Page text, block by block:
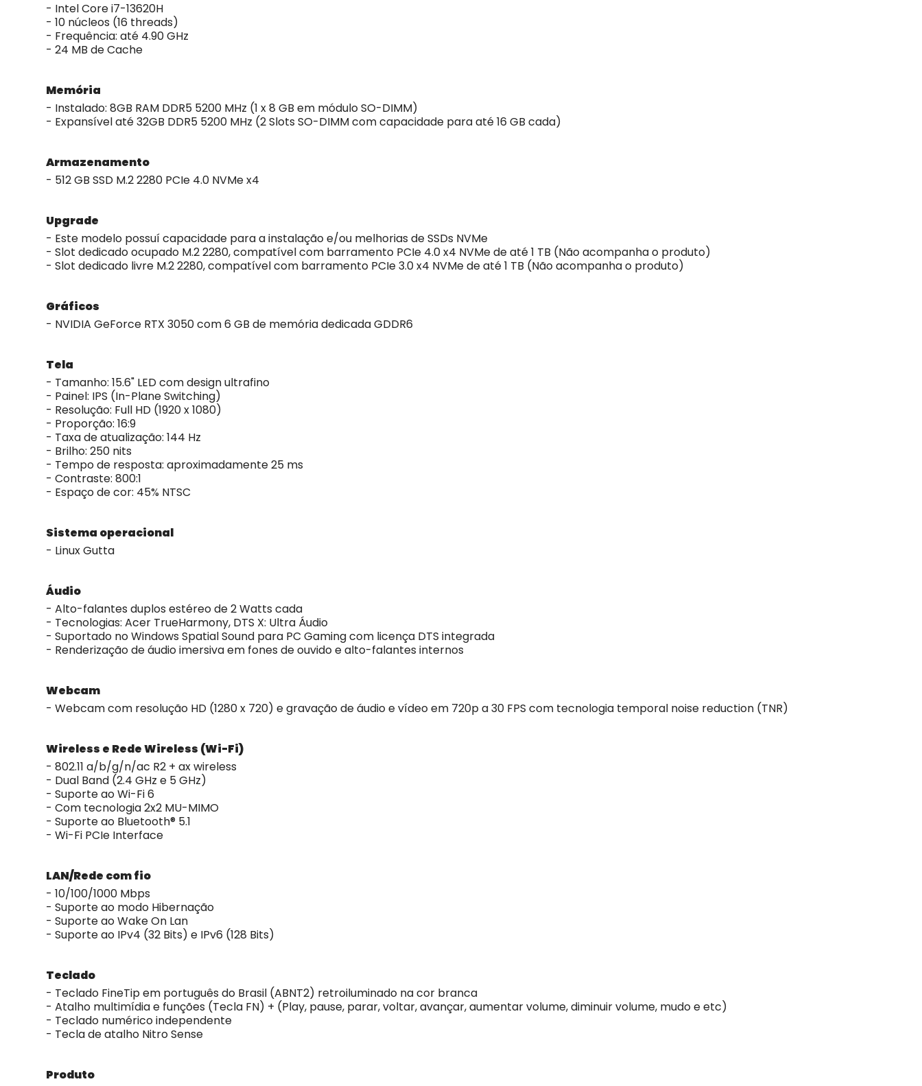
- Intel Core i7-13620H
- 10 núcleos (16 threads)
- Frequência: até 4.90 GHz
- 24 MB de Cache
Memória
- Instalado: 8GB RAM DDR5 5200 MHz (1 x 8 GB em módulo SO-DIMM)
- Expansível até 32GB DDR5 5200 MHz (2 Slots SO-DIMM com capacidade para até 16 GB cada)
Armazenamento
- 512 GB SSD M.2 2280 PCIe 4.0 NVMe x4
Upgrade
- Este modelo possuí capacidade para a instalação e/ou melhorias de SSDs NVMe
- Slot dedicado ocupado M.2 2280, compatível com barramento PCIe 4.0 x4 NVMe de até 1 TB (Não acompanha o produto)
- Slot dedicado livre M.2 2280, compatível com barramento PCIe 3.0 x4 NVMe de até 1 TB (Não acompanha o produto)
Gráficos
- NVIDIA GeForce RTX 3050 com 6 GB de memória dedicada GDDR6
Tela
- Tamanho: 15.6" LED com design ultrafino
- Painel: IPS (In-Plane Switching)
- Resolução: Full HD (1920 x 1080)
- Proporção: 16:9
- Taxa de atualização: 144 Hz
- Brilho: 250 nits
- Tempo de resposta: aproximadamente 25 ms
- Contraste: 800:1
- Espaço de cor: 45% NTSC
Sistema operacional
- Linux Gutta
Áudio
- Alto-falantes duplos estéreo de 2 Watts cada
- Tecnologias: Acer TrueHarmony, DTS X: Ultra Áudio
- Suportado no Windows Spatial Sound para PC Gaming com licença DTS integrada
- Renderização de áudio imersiva em fones de ouvido e alto-falantes internos
Webcam
- Webcam com resolução HD (1280 x 720) e gravação de áudio e vídeo em 720p a 30 FPS com tecnologia temporal noise reduction (TNR)
Wireless e Rede Wireless (Wi-Fi)
- 802.11 a/b/g/n/ac R2 + ax wireless
- Dual Band (2.4 GHz e 5 GHz)
- Suporte ao Wi-Fi 6
- Com tecnologia 2x2 MU-MIMO
- Suporte ao Bluetooth® 5.1
- Wi-Fi PCIe Interface
LAN/Rede com fio
- 10/100/1000 Mbps
- Suporte ao modo Hibernação
- Suporte ao Wake On Lan
- Suporte ao IPv4 (32 Bits) e IPv6 (128 Bits)
Teclado
- Teclado FineTip em português do Brasil (ABNT2) retroiluminado na cor branca
- Atalho multimídia e funções (Tecla FN) + (Play, pause, parar, voltar, avançar, aumentar volume, diminuir volume, mudo e etc)
- Teclado numérico independente
- Tecla de atalho Nitro Sense
Produto